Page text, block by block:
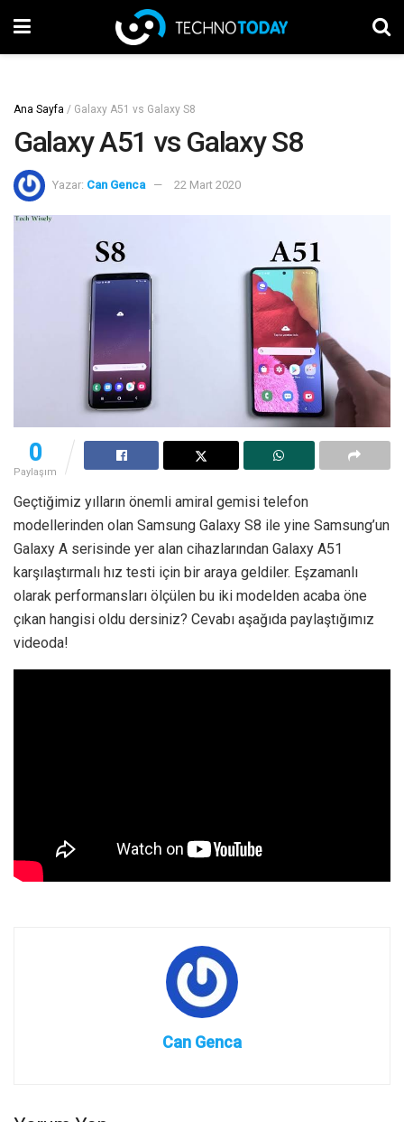
Ana Sayfa / Galaxy A51 vs Galaxy S8
Galaxy A51 vs Galaxy S8
Yazar: Can Genca 22 Mart 2020
0
Paylaşım
Geçtiğimiz yılların önemli amiral gemisi telefon
modellerinden olan Samsung Galaxy S8 ile yine Samsung’un
Galaxy A serisinde yer alan cihazlarından Galaxy A51
karşılaştırmalı hız testi için bir araya geldiler. Eşzamanlı
olarak performansları ölçülen bu iki modelden acaba öne
çıkan hangisi oldu dersiniz? Cevabı aşağıda paylaştığımız
videoda!
Can Genca